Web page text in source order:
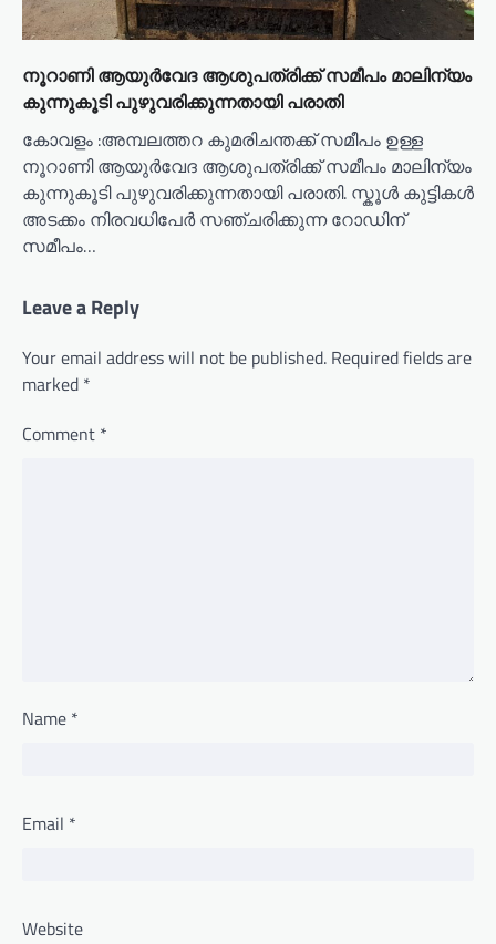
നൂറാണി ആയുർവേദ ആശുപത്രിക്ക് സമീപം മാലിന്യം
കുന്നുകൂടി പുഴുവരിക്കുന്നതായി പരാതി
കോവളം :അമ്പലത്തറ കുമരിചന്തക്ക് സമീപം ഉള്ള
നൂറാണി ആയുർവേദ ആശുപത്രിക്ക് സമീപം മാലിന്യം
കുന്നുകൂടി പുഴുവരിക്കുന്നതായി പരാതി. സ്കൂൾ കുട്ടികൾ
അടക്കം നിരവധിപേർ സഞ്ചരിക്കുന്ന റോഡിന്
സമീപം…
Leave a Reply
Your email address will not be published. Required fields are
marked *
Comment *
Name *
Email *
Website